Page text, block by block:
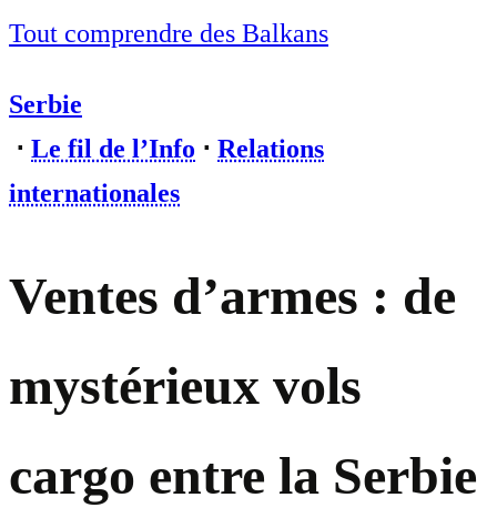
Tout comprendre des Balkans
Serbie
⋅ Le fil de l’Info ⋅ Relations
internationales
Ventes d’armes : de
mystérieux vols
cargo entre la Serbie